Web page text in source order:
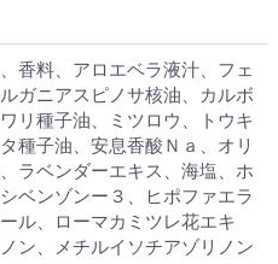
香料、アロエベラ液汁、フェ
ガニアスピノサ核油、カルボ
リ種子油、ミツロウ、トウキ
種子油、安息香酸Ｎａ、オリ
ラベンダーエキス、海塩、ホ
ベンゾンー３、ヒポファエラ
ル、ローマカミツレ花エキ
ン、メチルイソチアゾリノン